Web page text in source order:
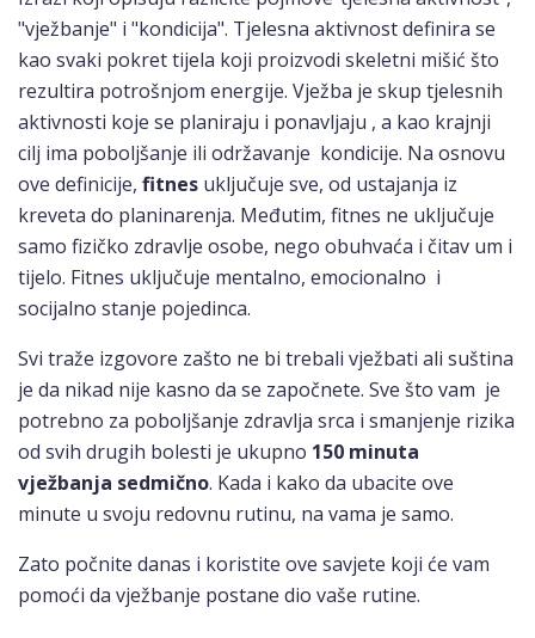
"vježbanje" i "kondicija". Tjelesna aktivnost definira se
kao svaki pokret tijela koji proizvodi skeletni mišić što
rezultira potrošnjom energije. Vježba je skup tjelesnih
aktivnosti koje se planiraju i ponavljaju , a kao krajnji
cilj ima poboljšanje ili održavanje kondicije. Na osnovu
ove definicije, fitnes uključuje sve, od ustajanja iz
kreveta do planinarenja. Međutim, fitnes ne uključuje
samo fizičko zdravlje osobe, nego obuhvaća i čitav um i
tijelo. Fitnes uključuje mentalno, emocionalno i
socijalno stanje pojedinca.
Svi traže izgovore zašto ne bi trebali vježbati ali suština
je da nikad nije kasno da se započnete. Sve što vam je
potrebno za poboljšanje zdravlja srca i smanjenje rizika
od svih drugih bolesti je ukupno 150 minuta
vježbanja sedmično. Kada i kako da ubacite ove
minute u svoju redovnu rutinu, na vama je samo.
Zato počnite danas i koristite ove savjete koji će vam
pomoći da vježbanje postane dio vaše rutine.